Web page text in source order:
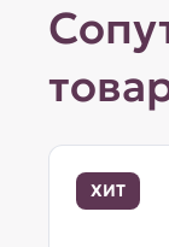
ХИТ